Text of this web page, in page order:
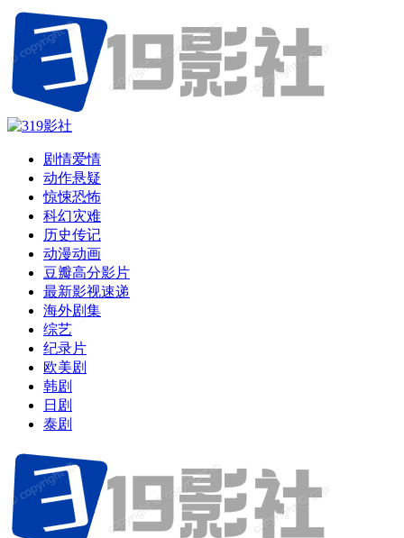
剧情爱情
动作悬疑
惊悚恐怖
科幻灾难
历史传记
动漫动画
豆瓣高分影片
最新影视速递
海外剧集
综艺
纪录片
欧美剧
韩剧
日剧
泰剧